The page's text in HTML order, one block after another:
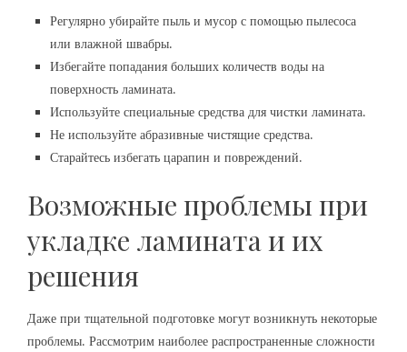
Регулярно убирайте пыль и мусор с помощью пылесоса
или влажной швабры.
Избегайте попадания больших количеств воды на
поверхность ламината.
Используйте специальные средства для чистки ламината.
Не используйте абразивные чистящие средства.
Старайтесь избегать царапин и повреждений.
Возможные проблемы при
укладке ламината и их
решения
Даже при тщательной подготовке могут возникнуть некоторые
проблемы. Рассмотрим наиболее распространенные сложности